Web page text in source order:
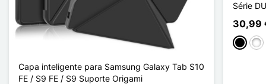
Capa inteligente para Samsung Galaxy Tab S10
FE / S9 FE / S9 Suporte Origami
Série
30,99
Preto